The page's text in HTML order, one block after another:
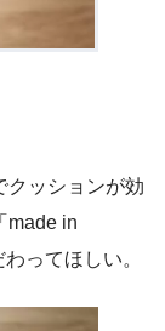
クッションが効
made in
ってほしい。